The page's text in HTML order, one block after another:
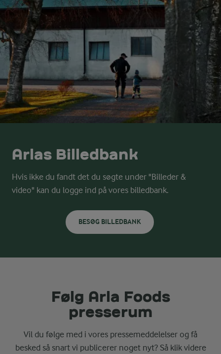
Arlas Billedbank
Hvis ikke du fandt det du søgte under "Billeder &
video" kan du logge ind på vores billedbank.
BESØG BILLEDBANK
Følg Arla Foods
presserum
Vil du følge med i vores pressemeddelelser og få
besked så snart vi publicerer noget nyt? Så klik videre